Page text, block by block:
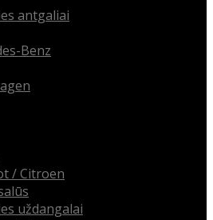
antgaliai
Benz
/ Citroen
uždangalai